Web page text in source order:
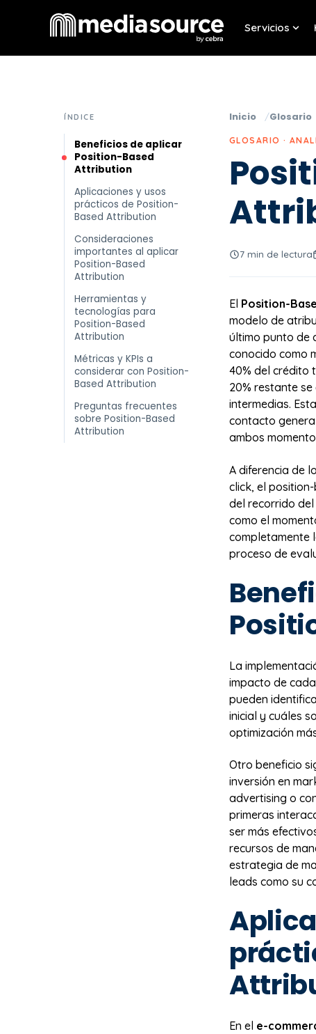
Servicios
ÍNDICE
Beneficios de aplicar
Position-Based
Attribution
Aplicaciones y usos
prácticos de Position-
Based Attribution
Consideraciones
importantes al aplicar
Position-Based
Attribution
Herramientas y
tecnologías para
Position-Based
Attribution
Métricas y KPIs a
considerar con Position-
Based Attribution
Preguntas frecuentes
sobre Position-Based
Attribution
Inicio Glosario
GLOSARIO ·
7 min de lectura
El Position-
modelo de
último punto de
conocido como
40% del crédito
20% restante
intermedias.
contacto
ambos
A diferencia de
click, el
del recorrido
como el
completamente
proceso de
La
impacto de
pueden
inicial y cuáles
optimización
Otro beneficio
inversión en
advertising o
primeras
ser más
recursos de
estrategia de
leads como su
En el e-